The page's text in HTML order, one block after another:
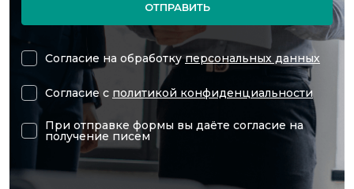
ОТПРАВИТЬ
Согласие на обработкуперсональных данных
Согласие с политикой конфиденциальности
При отправке формы вы даёте согласие на
получение писем